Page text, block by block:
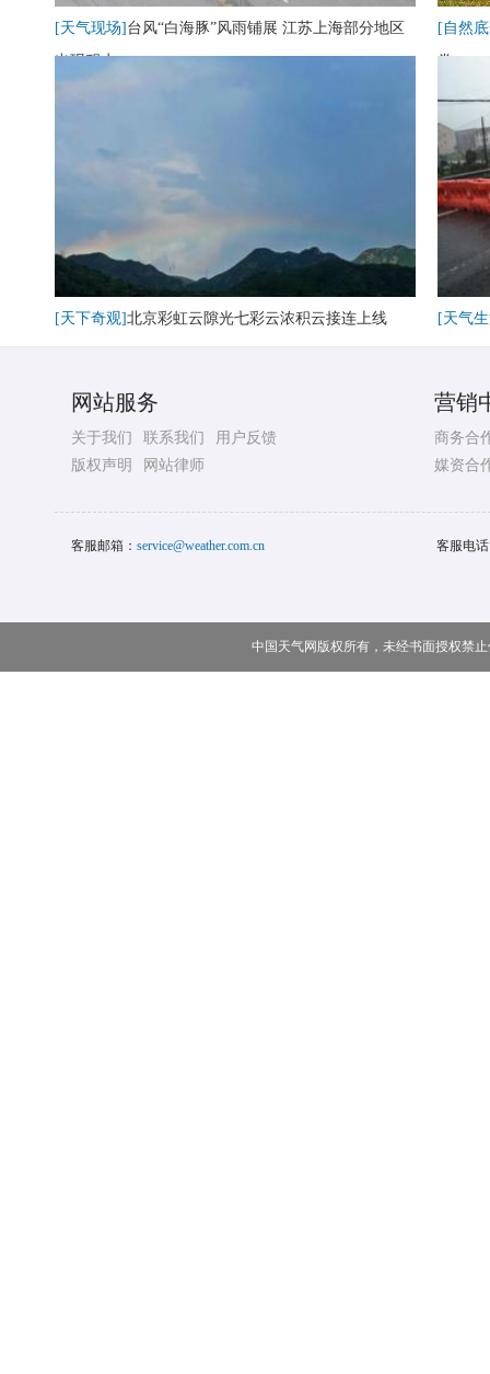
[天气现场] 台风“白海豚”风雨铺展 江苏上海部分地区
出现积水
[自然
卷
[天下奇观]北京彩虹云隙光七彩云浓积云接连上线 [天气
网站服务
关于我们 联系我们
用户反馈
版权声明
网站律师
营销
商务合
媒资合
客服邮箱： service@weather.com.cn 客服电
中国天气网版权所有，未经书面授权